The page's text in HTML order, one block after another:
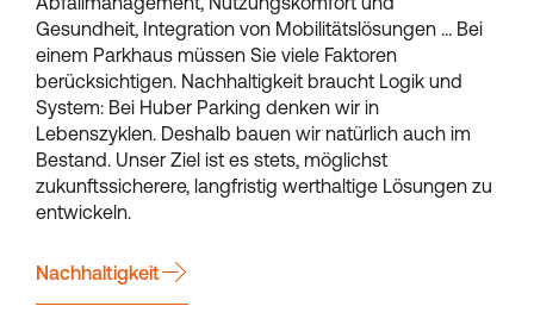
Gesundheit, Integration von Mobilitätslösungen … Bei
einem Parkhaus müssen Sie viele Faktoren
berücksichtigen. Nachhaltigkeit braucht Logik und
System: Bei Huber Parking denken wir in
Lebenszyklen. Deshalb bauen wir natürlich auch im
Bestand. Unser Ziel ist es stets, möglichst
zukunftssicherere, langfristig werthaltige Lösungen zu
entwickeln.
Nachhaltigkeit